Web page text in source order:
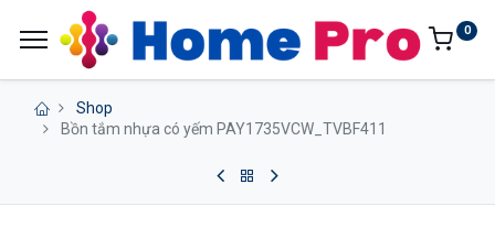
0
Shop
Bồn tắm nhựa có yếm PAY1735VCW_TVBF411